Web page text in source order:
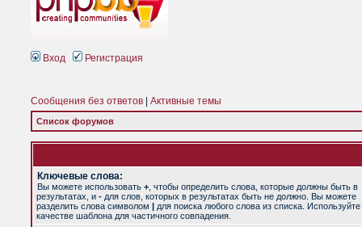
Вход Регистрация
Сообщения без ответов Активные темы
Список форумов
Ключевые слова:
Вы можете использовать + , чтобы определить слова, которые должны быть в
результатах, и - для слов, которых в результатах быть не должно. Вы можете
разделить слова символом | для поиска любого слова из списка. Используйте
качестве шаблона для частичного совпадения.